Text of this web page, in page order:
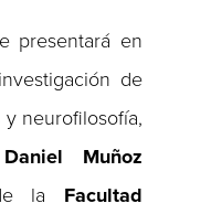
presentará en
de
y neurofilosofía,
Muñoz
la Facultad